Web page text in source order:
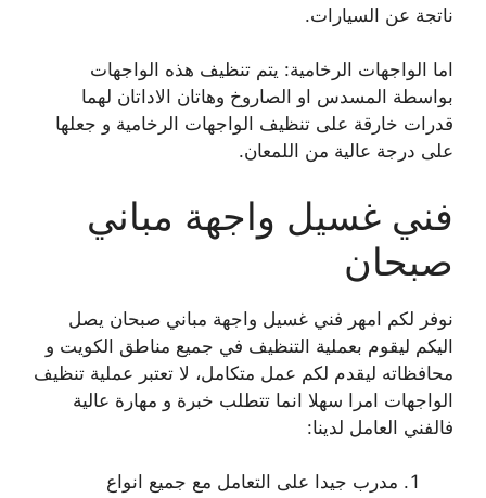
ناتجة عن السيارات.
اما الواجهات الرخامية: يتم تنظيف هذه الواجهات
بواسطة المسدس او الصاروخ وهاتان الاداتان لهما
قدرات خارقة على تنظيف الواجهات الرخامية و جعلها
على درجة عالية من اللمعان.
فني غسيل واجهة مباني
صبحان
نوفر لكم امهر فني غسيل واجهة مباني صبحان يصل
اليكم ليقوم بعملية التنظيف في جميع مناطق الكويت و
محافظاته ليقدم لكم عمل متكامل، لا تعتبر عملية تنظيف
الواجهات امرا سهلا انما تتطلب خبرة و مهارة عالية
فالفني العامل لدينا:
مدرب جيدا على التعامل مع جميع انواع